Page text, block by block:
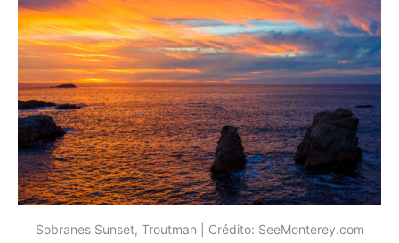
Sobranes Sunset, Troutman | Crédito: SeeMonterey.com